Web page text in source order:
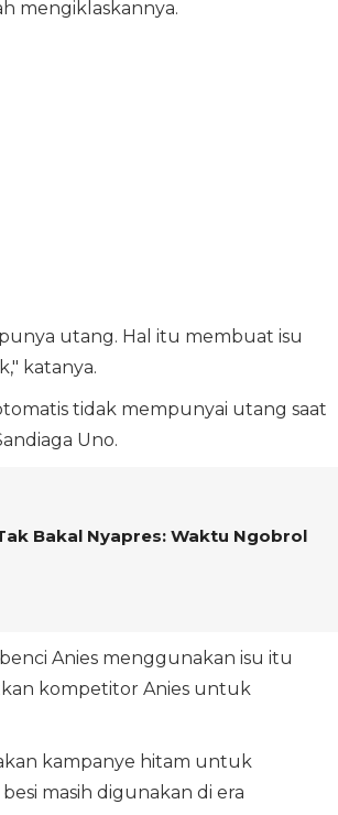
mengiklaskannya.
utang. Hal itu membuat isu
katanya.
tidak mempunyai utang saat
Uno.
Bakal Nyapres: Waktu Ngobrol
Anies menggunakan isu itu
kompetitor Anies untuk
kampanye hitam untuk
masih digunakan di era